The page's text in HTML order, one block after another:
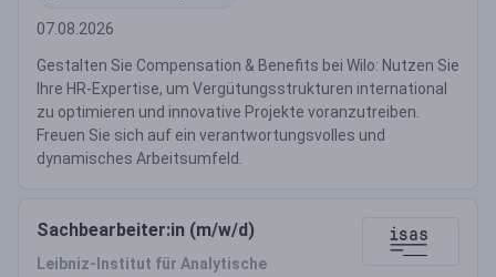
07.08.2026
Gestalten Sie Compensation & Benefits bei Wilo: Nutzen Sie
Ihre HR-Expertise, um Vergütungsstrukturen international
zu optimieren und innovative Projekte voranzutreiben.
Freuen Sie sich auf ein verantwortungsvolles und
dynamisches Arbeitsumfeld.
Sachbearbeiter:in (m/w/d)
Leibniz-Institut für Analytische